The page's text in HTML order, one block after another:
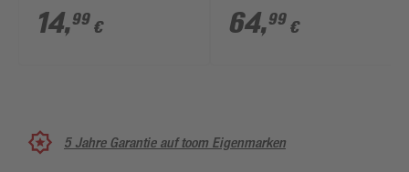
14,99 € 64,99 €
5 Jahre Garantie auf toom Eigenmarken